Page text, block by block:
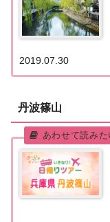
2019.07.30
丹波篠山